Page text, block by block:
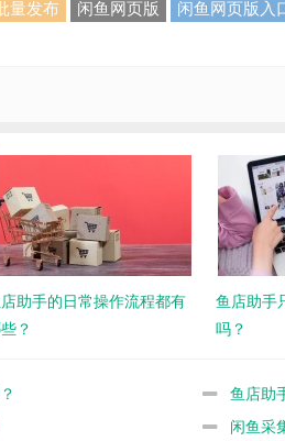
量发布 闲鱼网页版 闲鱼网页版入
助手的日常操作流程都有
？
鱼店助手
吗？
鱼店助
闲鱼采